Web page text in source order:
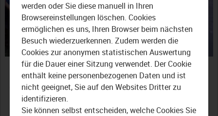
Video
Kulmbach: 600 Fische in
den Weißen Main entlassen
18. Oktober 2019
werden oder Sie diese manuell in Ihren
Browsereinstellungen löschen. Cookies
ermöglichen es uns, Ihren Browser beim nächsten
Besuch wiederzuerkennen. Zudem werden die
Cookies zur anonymen statistischen Auswertung
für die Dauer einer Sitzung verwendet. Der Cookie
enthält keine personenbezogenen Daten und ist
nicht geeignet, Sie auf den Websites Dritter zu
identifizieren.
Sie können selbst entscheiden, welche Cookies Sie